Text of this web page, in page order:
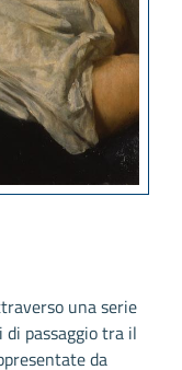
una serie
di passaggio tra il
da